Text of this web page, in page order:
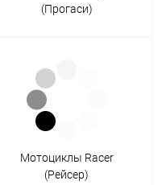
(Прогаси)
Мотоциклы Racer
(Рейсер)